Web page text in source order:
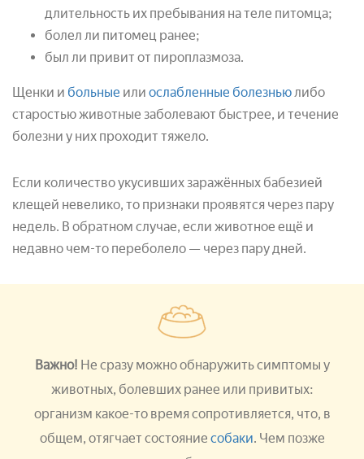
длительность их пребывания на теле питомца;
болел ли питомец ранее;
был ли привит от пироплазмоза.
Щенки и больные или ослабленные болезнью либо
старостью животные заболевают быстрее, и течение
болезни у них проходит тяжело.
Если количество укусивших заражённых бабезией
клещей невелико, то признаки проявятся через пару
недель. В обратном случае, если животное ещё и
недавно чем-то переболело — через пару дней.
Важно! Не сразу можно обнаружить симптомы у
животных, болевших ранее или привитых:
организм какое-то время сопротивляется, что, в
общем, отягчает состояние собаки. Чем позже